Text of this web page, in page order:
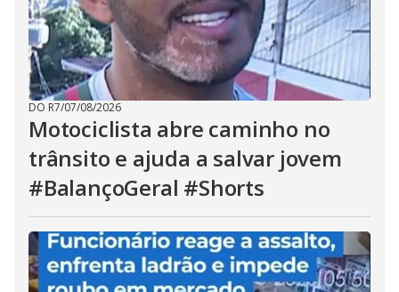
DO R7/07/08/2026
Motociclista abre caminho no
trânsito e ajuda a salvar jovem
#BalançoGeral #Shorts